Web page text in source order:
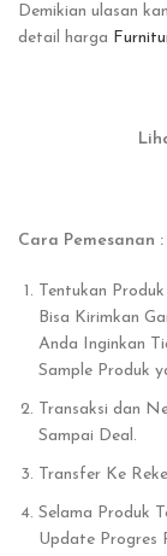
Demikian ulasan
detail harga
Cara Pemesanan :
Tentukan
Bisa Kirimkan
Anda Inginkan
Sample Produk
Transaksi dan
Sampai Deal.
Transfer Ke
Selama Produk
Update Progres